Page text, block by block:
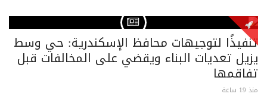
تنفيذًا لتوجيهات محافظ الإسكندرية: حي وسط
يزيل تعديات البناء ويقضي على المخالفات قبل
تفاقمها
منذ 19 ساعة